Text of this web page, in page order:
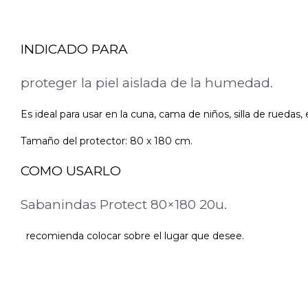
INDICADO PARA
proteger la piel aislada de la humedad.
Es ideal para usar en la cuna, cama de niños, silla de ruedas,
Tamaño del protector: 80 x 180 cm.
COMO USARLO
Sabanindas Protect 80×180 20u.
recomienda colocar sobre el lugar que desee.